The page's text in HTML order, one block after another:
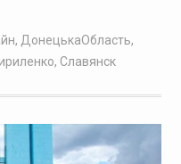
, ДонецькаОбласть,
, Славянск